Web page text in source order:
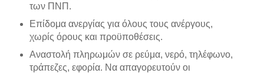
των ΠΝΠ.
Επίδομα ανεργίας για όλους τους ανέργους,
χωρίς όρους και προϋποθέσεις.
Αναστολή πληρωμών σε ρεύμα, νερό, τηλέφωνο,
τράπεζες, εφορία. Να απαγορευτούν οι